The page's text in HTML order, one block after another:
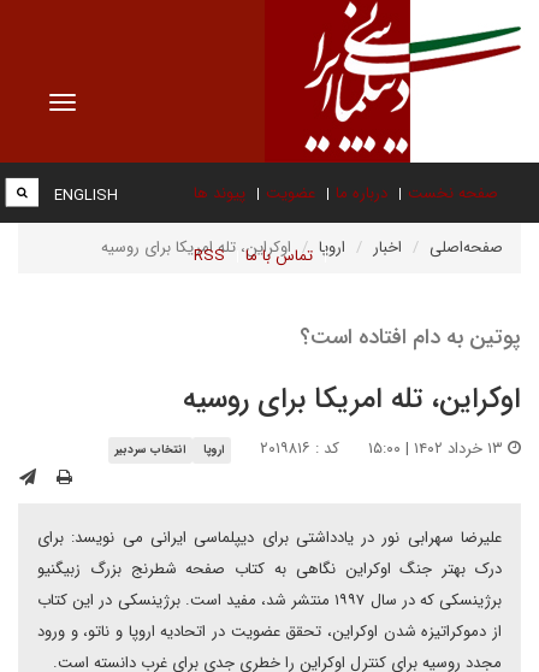
Toggle
صفحه نخست درباره ما عضویت پیوند ها
تماس با ما RSS
ENGLISH
صفحه‌اصلی اخبار اروپا اوکراین، تله امریکا برای روسیه
پوتین به دام افتاده است؟
اوکراین، تله امریکا برای روسیه
کد : ۲۰۱۹۸۱۶ اروپا انتخاب سردبیر
علیرضا سهرابی نور در یادداشتی برای دیپلماسی ایرانی می نویسد: برای
درک بهتر جنگ اوکراین نگاهی به کتاب صفحه شطرنج بزرگ زبیگنیو
برژینسکی که در سال ۱۹۹۷ منتشر شد، مفید است. برژینسکی در این کتاب
از دموکراتیزه شدن اوکراین، تحقق عضویت در اتحادیه اروپا و ناتو، و ورود
مجدد روسیه برای کنترل اوکراین را خطری جدی برای غرب دانسته است.